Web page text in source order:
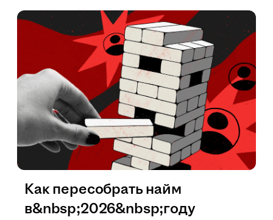
Как пересобрать найм
в&nbsp;2026&nbsp;году